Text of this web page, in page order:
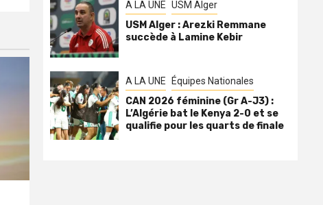
A LA UNE USM Alger
USM Alger : Arezki Remmane
succède à Lamine Kebir
A LA UNE Équipes Nationales
CAN 2026 féminine (Gr A-J3) :
L’Algérie bat le Kenya 2-0 et se
qualifie pour les quarts de finale